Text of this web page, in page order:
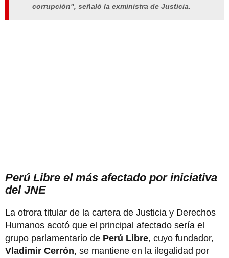
corrupción", señaló la exministra de Justicia.
Perú Libre el más afectado por iniciativa
del JNE
La otrora titular de la cartera de Justicia y Derechos
Humanos acotó que el principal afectado sería el
grupo parlamentario de Perú Libre, cuyo fundador,
Vladimir Cerrón, se mantiene en la ilegalidad por